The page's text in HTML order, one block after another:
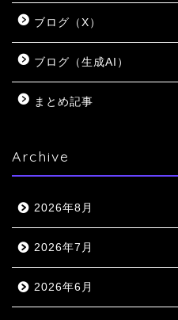
ブログ（X）
ブログ（生成AI）
まとめ記事
Archive
2026年8月
2026年7月
2026年6月